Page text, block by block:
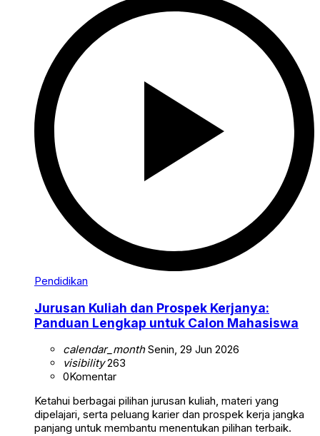
Pendidikan
Jurusan Kuliah dan Prospek Kerjanya:
Panduan Lengkap untuk Calon Mahasiswa
calendar_monthSenin, 29 Jun 2026
visibility263
0Komentar
Ketahui berbagai pilihan jurusan kuliah, materi yang
dipelajari, serta peluang karier dan prospek kerja jangka
panjang untuk membantu menentukan pilihan terbaik.